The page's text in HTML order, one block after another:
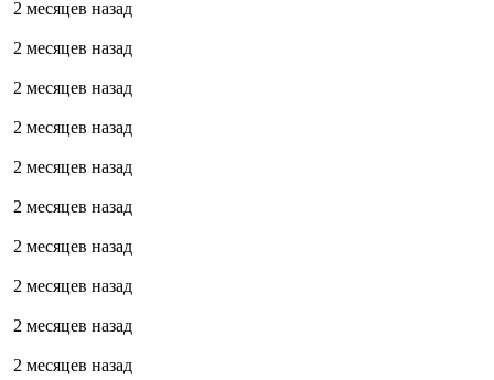
2 месяцев назад
2 месяцев назад
2 месяцев назад
2 месяцев назад
2 месяцев назад
2 месяцев назад
2 месяцев назад
2 месяцев назад
2 месяцев назад
2 месяцев назад